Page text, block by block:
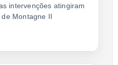
intervenções atingiram
Montagne II